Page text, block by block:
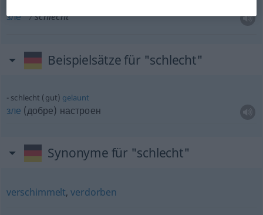
зле schlecht
Beispielsätze für "schlecht"
schlecht (gut) gelaunt
зле (добре) настроен
Synonyme für "schlecht"
verschimmelt,verdorben